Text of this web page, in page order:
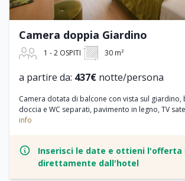
Camera doppia Giardino
1 - 2 OSPITI 30 m²
a partire da: 437€ notte/persona
Camera dotata di balcone con vista sul giardino,
doccia e WC separati, pavimento in legno, TV
info
Inserisci le date e ottieni l'offerta
direttamente dall'hotel